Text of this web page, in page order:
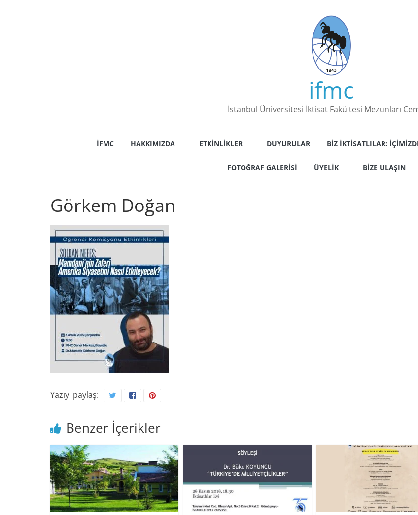
ifmc
İstanbul Üniversitesi İktisat Fakültesi Mezunları
İFMC HAKKIMIZDA ETKINLIKLER DUYURULAR BIZ İKTISATLILAR:
FOTOĞRAF GALERISI ÜYELIK BIZE ULAŞIN
Görkem Doğan
Yazıyı paylaş:
Benzer İçerikler